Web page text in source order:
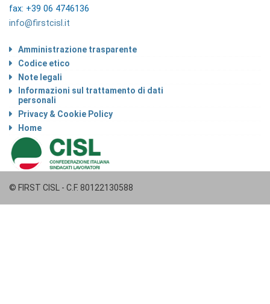
fax: +39 06 4746136
info@firstcisl.it
Amministrazione trasparente
Codice etico
Note legali
Informazioni sul trattamento di dati
personali
Privacy & Cookie Policy
Home
© FIRST CISL - C.F. 80122130588